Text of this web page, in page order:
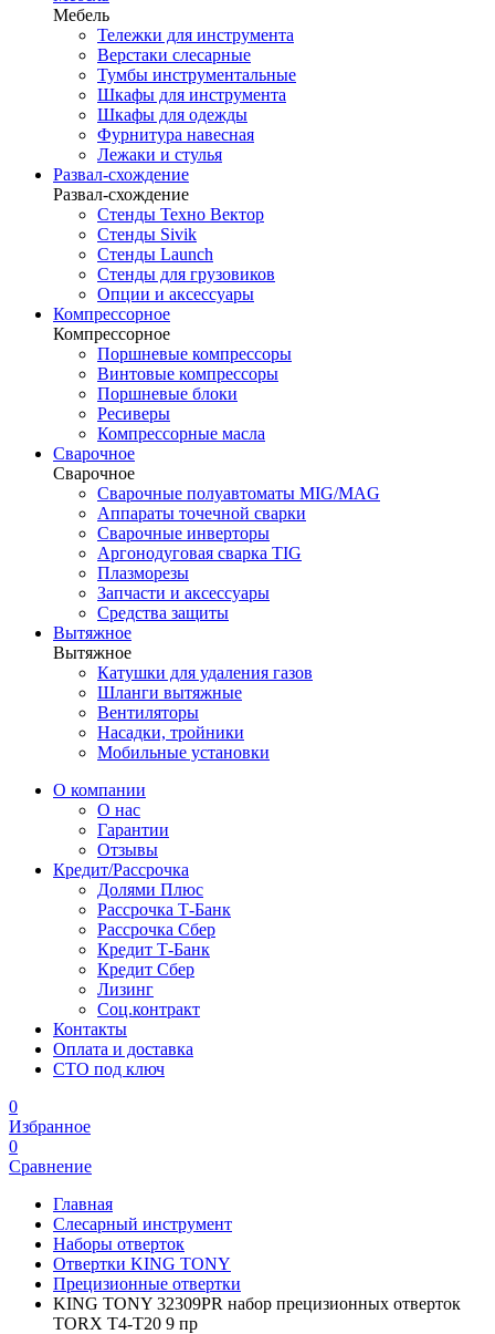
Мебель
Тележки для инструмента
Верстаки слесарные
Тумбы инструментальные
Шкафы для инструмента
Шкафы для одежды
Фурнитура навесная
Лежаки и стулья
Развал-схождение
Развал-схождение
Стенды Техно Вектор
Стенды Sivik
Стенды Launch
Стенды для грузовиков
Опции и аксессуары
Компрессорное
Компрессорное
Поршневые компрессоры
Винтовые компрессоры
Поршневые блоки
Ресиверы
Компрессорные масла
Сварочное
Сварочное
Сварочные полуавтоматы MIG/MAG
Аппараты точечной сварки
Сварочные инверторы
Аргонодуговая сварка TIG
Плазморезы
Запчасти и аксессуары
Средства защиты
Вытяжное
Вытяжное
Катушки для удаления газов
Шланги вытяжные
Вентиляторы
Насадки, тройники
Мобильные установки
О компании
О нас
Гарантии
Отзывы
Кредит/Рассрочка
Долями Плюс
Рассрочка Т-Банк
Рассрочка Сбер
Кредит Т-Банк
Кредит Сбер
Лизинг
Соц.контракт
Контакты
Оплата и доставка
СТО под ключ
0
Избранное
0
Сравнение
Главная
Слесарный инструмент
Наборы отверток
Отвертки KING TONY
Прецизионные отвертки
KING TONY 32309PR набор прецизионных отверток
TORX T4-T20 9 пр